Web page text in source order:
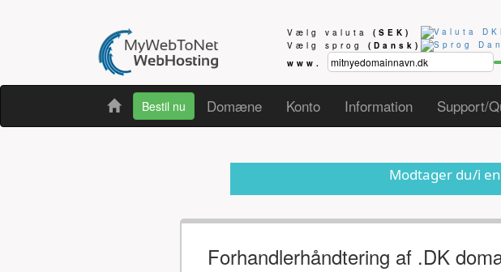
Vælg valuta (SEK)
Vælg sprog (Dansk)
www.
Bestil nu Domæne Konto Information Support/
Modtager du/i en e-mail
Forhandlerhåndtering af .DK